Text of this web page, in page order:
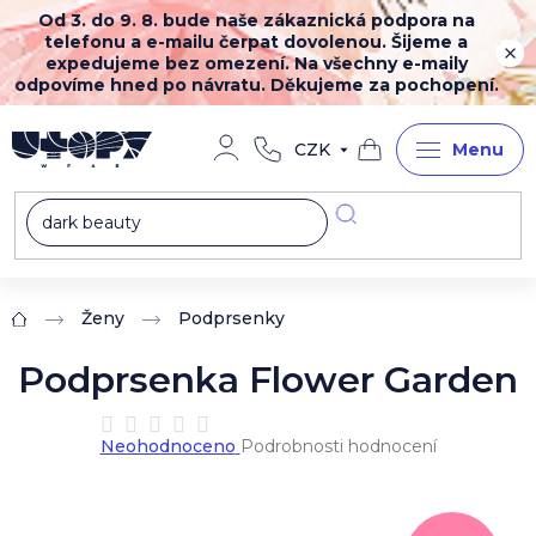
Přejít
na
obsah
Od 3. do 9. 8. bude naše zákaznická podpora na
telefonu a e-mailu čerpat dovolenou. Šijeme a
expedujeme bez omezení. Na všechny e-maily
odpovíme hned po návratu. Děkujeme za pochopení.
CZK
Nákupní
košík
Domů Ženy Podprsenky
Podprsenka Flower Garden
Průměrné
hodnocení
Neohodnoceno Podrobnosti hodnocení